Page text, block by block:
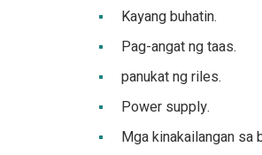
Kayang buhatin.
Pag-angat ng taas.
panukat ng riles.
Power supply.
Mga kinakailangan sa